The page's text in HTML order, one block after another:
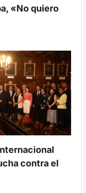
«No quiero
contra el